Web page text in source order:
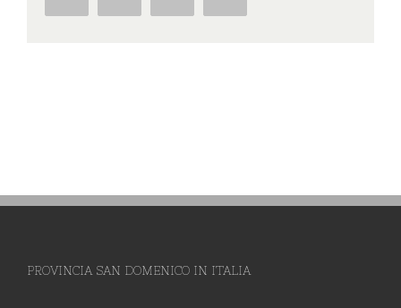
PROVINCIA SAN DOMENICO IN ITALIA